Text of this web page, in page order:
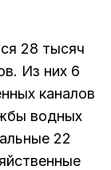
28 тысяч
Из них 6
каналов
водных
22